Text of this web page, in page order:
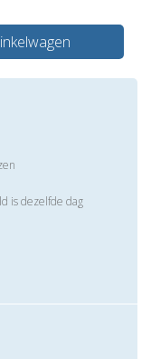
is dezelfde dag